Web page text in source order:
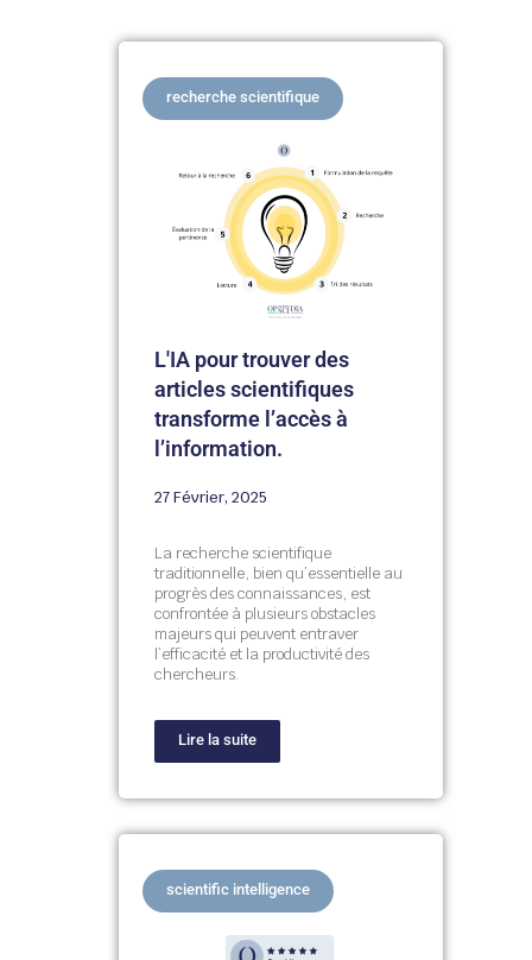
recherche scientifique
L'IA pour trouver des
articles scientifiques
transforme l’accès à
l’information.
27 Février, 2025
La recherche scientifique
traditionnelle, bien qu’essentielle au
progrès des connaissances, est
confrontée à plusieurs obstacles
majeurs qui peuvent entraver
l’efficacité et la productivité des
chercheurs.
Lire la suite
scientific intelligence